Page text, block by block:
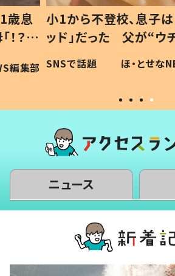
歳息
？」
編集部
小1から不登校、息子は
ッド」だった 父が“ウ
作り続ける理由とは #
#令和の子
SNSで話題 ほ・とせな
ニュース